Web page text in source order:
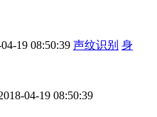
19 08:50:39 声纹识别 身
04-19 08:50:39